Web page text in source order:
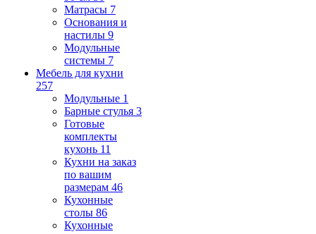
Матрасы 7
Основания и
настилы 9
Модульные
системы 7
Мебель для кухни
257
Модульные 1
Барные стулья 3
Готовые
комплекты
кухонь 11
Кухни на заказ
по вашим
размерам 46
Кухонные
столы 86
Кухонные